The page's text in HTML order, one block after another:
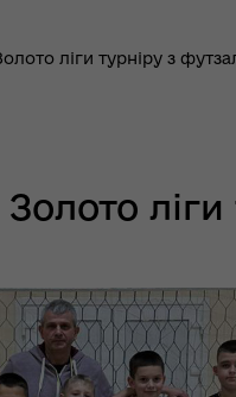
ліги турніру з
ліги